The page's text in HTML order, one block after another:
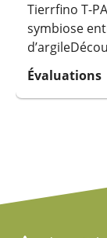
Tierrfino T-
symbiose
Évaluations